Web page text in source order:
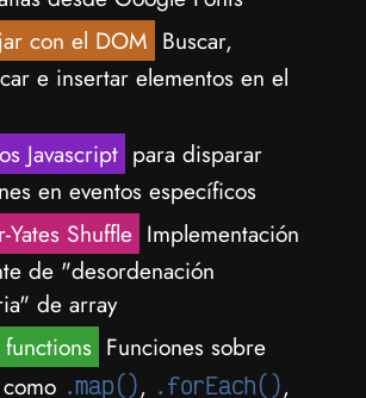
con el DOM Buscar,
e insertar elementos en el
Javascript para disparar
en eventos específicos
Yates Shuffle Implementación
de "desordenación
de array
Funciones sobre
.map(), .forEach(),